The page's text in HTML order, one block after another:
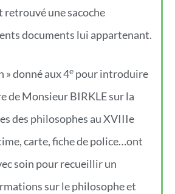
retrouvé une sacoche
documents lui appartenant.
» donné aux 4e pour introduire
de Monsieur BIRKLE sur la
des philosophes au XVIIIe
carte, fiche de police…ont
soin pour recueillir un
sur le philosophe et